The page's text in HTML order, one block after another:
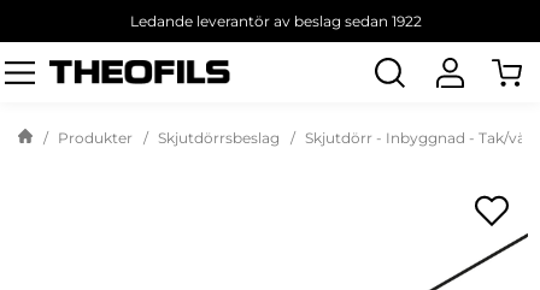
Ledande leverantör av beslag sedan 1922
Sök
produkt
Produkter Skjutdörrsbeslag Skjutdörr - Inbyggnad - Tak/